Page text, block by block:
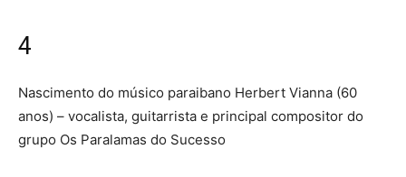
4
Nascimento do músico paraibano Herbert Vianna (60
anos) – vocalista, guitarrista e principal compositor do
grupo Os Paralamas do Sucesso